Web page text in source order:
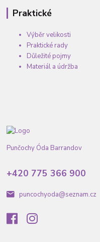
Praktické
Výběr velikosti
Praktické rady
Důležité pojmy
Materiál a údržba
Punčochy Óda Barrandov
+420 775 366 900
puncochyoda@seznam.cz